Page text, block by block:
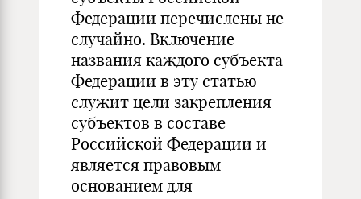
Федерации перечислены не
случайно. Включение
названия каждого субъекта
Федерации в эту статью
служит цели закрепления
субъектов в составе
Российской Федерации и
является правовым
основанием для